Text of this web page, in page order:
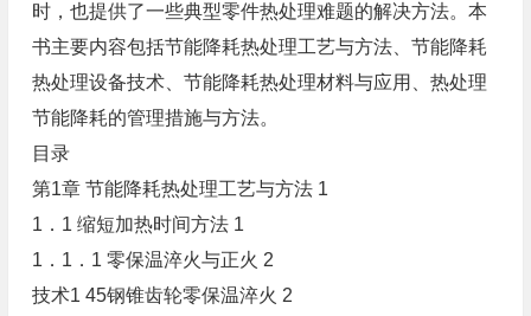
时，也提供了一些典型零件热处理难题的解决方法。本
书主要内容包括节能降耗热处理工艺与方法、节能降耗
热处理设备技术、节能降耗热处理材料与应用、热处理
节能降耗的管理措施与方法。
目录
第1章 节能降耗热处理工艺与方法 1
1．1 缩短加热时间方法 1
1．1．1 零保温淬火与正火 2
技术1 45钢锥齿轮零保温淬火 2